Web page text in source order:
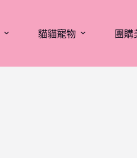
貓貓寵物 團購